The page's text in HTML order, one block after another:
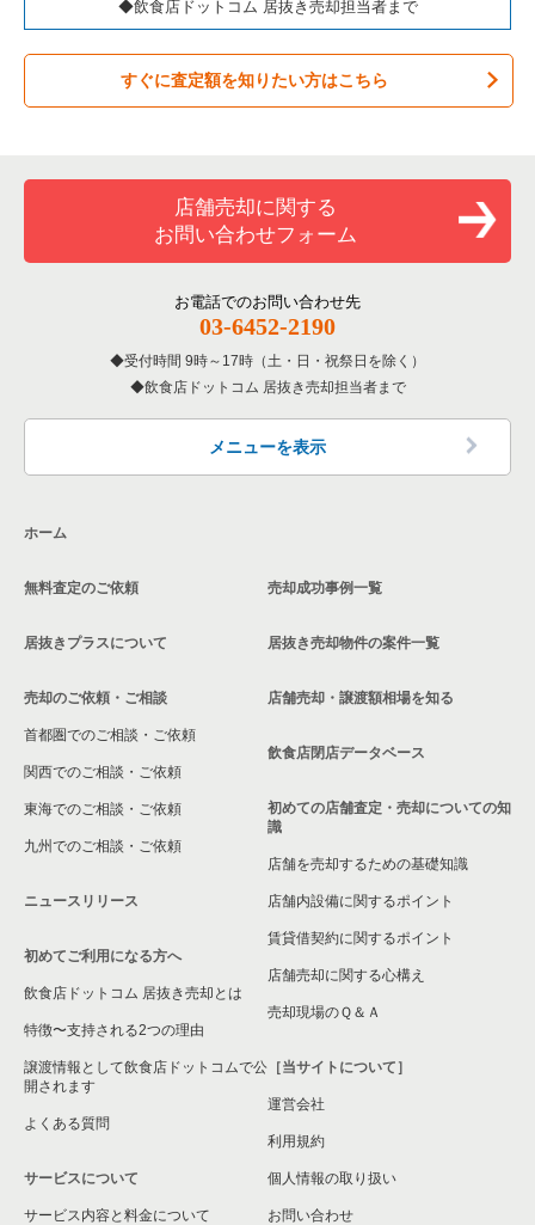
バーの居抜き売却物件の案件一覧
居酒屋・ダイニングバーの居抜き売却物件の案件一覧
洋食の居抜き売却物件の案件一覧
その他の居抜き売却物件の案件一覧
草加市の飲食店の居抜き売却物件の案件一覧
さいたま市緑区の飲食店の居抜き売却物件の案件一覧
さいたま市南区の飲食店の居抜き売却物件の案件一覧
熊谷市の飲食店の居抜き売却物件の案件一覧
蕨市の飲食店の居抜き売却物件の案件一覧
所沢市の飲食店の居抜き売却物件の案件一覧
川越市の飲食店の居抜き売却物件の案件一覧
和光市の飲食店の居抜き売却物件の案件一覧
東松山市の飲食店の居抜き売却物件の案件一覧
さいたま市北区の飲食店の居抜き売却物件の案件一覧
さいたま市見沼区の飲食店の居抜き売却物件の案件一覧
春日部市の飲食店の居抜き売却物件の案件一覧
さいたま市岩槻区の飲食店の居抜き売却物件の案件一覧
狭山市の飲食店の居抜き売却物件の案件一覧
さいたま市中央区の飲食店の居抜き売却物件の案件一覧
さいたま市桜区の飲食店の居抜き売却物件の案件一覧
加須市の飲食店の居抜き売却物件の案件一覧
入間郡の飲食店の居抜き売却物件の案件一覧
埼玉県のテイクアウトの居抜き売却物件の案件一覧
埼玉県のお弁当・惣菜・デリの居抜き売却物件の案件一覧
埼玉県のバーの居抜き売却物件の案件一覧
埼玉県の居酒屋・ダイニングバーの居抜き売却物件の案件一覧
埼玉県の和食の居抜き売却物件の案件一覧
埼玉県の洋食の居抜き売却物件の案件一覧
埼玉県のその他の居抜き売却物件の案件一覧
◆飲食店ドットコム 居抜き売却担当者まで
すぐに査定額を知りたい方はこちら
店舗売却に関する
お問い合わせフォーム
お電話でのお問い合わせ先
03-6452-2190
受付時間 9時～17時（土・日・祝祭日を除く）
飲食店ドットコム 居抜き売却担当者まで
メニューを表示
ホーム
無料査定のご依頼
居抜きプラスについて
売却のご依頼・ご相談
首都圏でのご相談・ご依頼
関西でのご相談・ご依頼
東海でのご相談・ご依頼
九州でのご相談・ご依頼
ニュースリリース
初めてご利用になる方へ
飲食店ドットコム 居抜き売却とは
特徴〜支持される2つの理由
譲渡情報として飲食店ドットコムで公
開されます
よくある質問
サービスについて
サービス内容と料金について
売却成功事例一覧
居抜き売却物件の案件一覧
店舗売却・譲渡額相場を知る
飲食店閉店データベース
初めての店舗査定・売却についての知
識
店舗を売却するための基礎知識
店舗内設備に関するポイント
賃貸借契約に関するポイント
店舗売却に関する心構え
売却現場のＱ＆Ａ
［当サイトについて］
運営会社
利用規約
個人情報の取り扱い
お問い合わせ